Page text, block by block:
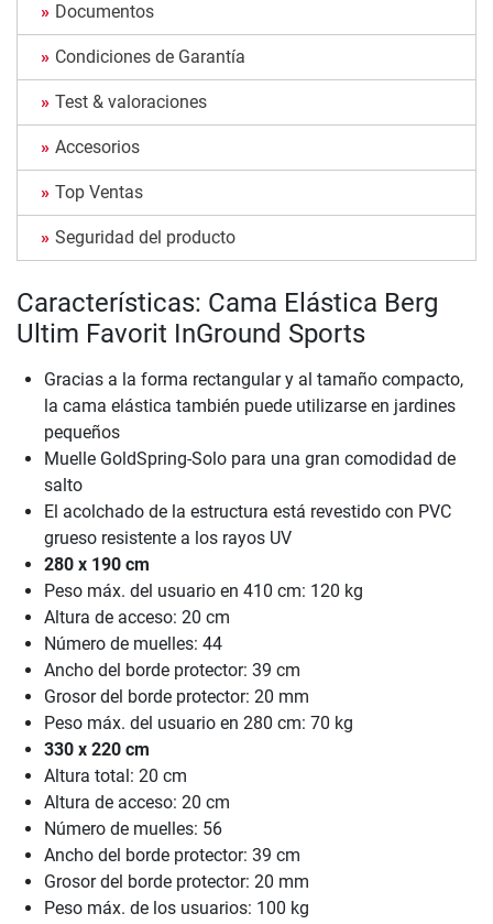
Documentos
Condiciones de Garantía
Test & valoraciones
Accesorios
Top Ventas
Seguridad del producto
Características: Cama Elástica Berg
Ultim Favorit InGround Sports
Gracias a la forma rectangular y al tamaño compacto,
la cama elástica también puede utilizarse en jardines
pequeños
Muelle GoldSpring-Solo para una gran comodidad de
salto
El acolchado de la estructura está revestido con PVC
grueso resistente a los rayos UV
280 x 190 cm
Peso máx. del usuario en 410 cm: 120 kg
Altura de acceso: 20 cm
Número de muelles: 44
Ancho del borde protector: 39 cm
Grosor del borde protector: 20 mm
Peso máx. del usuario en 280 cm: 70 kg
330 x 220 cm
Altura total: 20 cm
Altura de acceso: 20 cm
Número de muelles: 56
Ancho del borde protector: 39 cm
Grosor del borde protector: 20 mm
Peso máx. de los usuarios: 100 kg